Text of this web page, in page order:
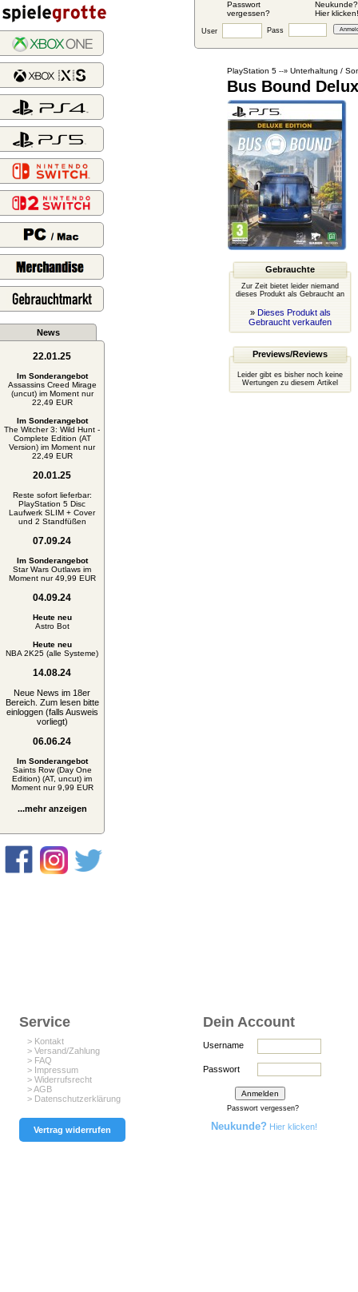
Passwort
vergessen?
Neukunde?
Hier klicken!
User Pass
News
22.01.25
Im Sonderangebot
Assassins Creed Mirage
(uncut) im Moment nur
22,49 EUR
Im Sonderangebot
The Witcher 3: Wild Hunt -
Complete Edition (AT
Version) im Moment nur
22,49 EUR
20.01.25
Reste sofort lieferbar:
PlayStation 5 Disc
Laufwerk SLIM + Cover
und 2 Standfüßen
07.09.24
Im Sonderangebot
Star Wars Outlaws im
Moment nur 49,99 EUR
04.09.24
Heute neu
Astro Bot
Heute neu
NBA 2K25 (alle Systeme)
14.08.24
Neue News im 18er
Bereich. Zum lesen bitte
einloggen (falls Ausweis
vorliegt)
06.06.24
Im Sonderangebot
Saints Row (Day One
Edition) (AT, uncut) im
Moment nur 9,99 EUR
...mehr anzeigen
PlayStation 5 --» Unterhaltung /
Bus Bound
Gebrauchte
Zur Zeit bietet leider niemand
dieses Produkt als Gebraucht an
» Dieses Produkt als
Gebraucht verkaufen
Previews/Reviews
Leider gibt es bisher noch keine
Wertungen zu diesem Artikel
Service
> Kontakt
> Versand/Zahlung
> FAQ
> Impressum
> Widerrufsrecht
> AGB
> Datenschutzerklärung
Vertrag widerrufen
Dein Account
Username
Passwort
Passwort vergessen?
Neukunde? Hier klicken!